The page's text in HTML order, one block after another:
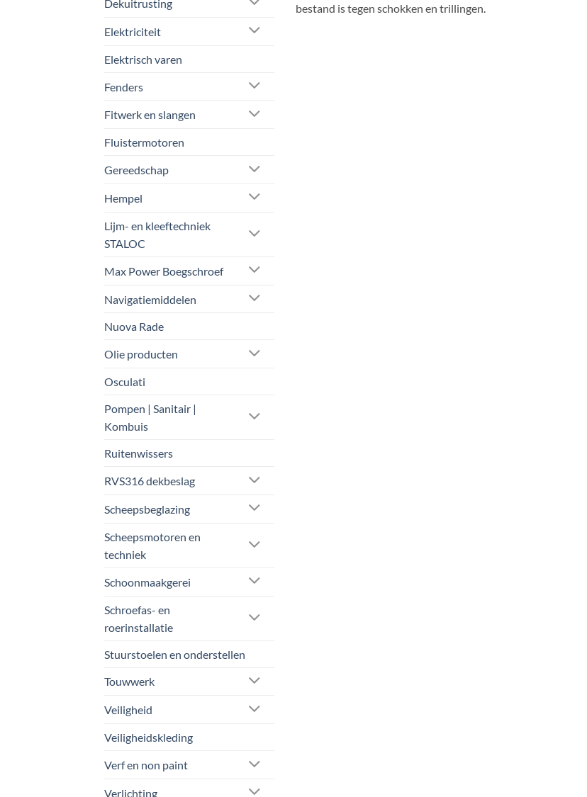
Dekuitrusting
Elektriciteit
Elektrisch varen
Fenders
Fitwerk en slangen
Fluistermotoren
Gereedschap
Hempel
Lijm- en kleeftechniek
STALOC
Max Power Boegschroef
Navigatiemiddelen
Nuova Rade
Olie producten
Osculati
Pompen | Sanitair |
Kombuis
Ruitenwissers
RVS316 dekbeslag
Scheepsbeglazing
Scheepsmotoren en
techniek
Schoonmaakgerei
Schroefas- en
roerinstallatie
Stuurstoelen en onderstellen
Touwwerk
Veiligheid
Veiligheidskleding
Verf en non paint
Verlichting
bestand is tegen schokken en trillingen.